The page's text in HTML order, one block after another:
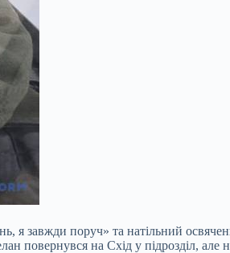
я завжди поруч» та натільний
повернувся на Схід у підрозділ, але